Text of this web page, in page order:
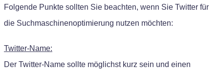
Folgende Punkte sollten Sie beachten, wenn Sie Twitter für
die Suchmaschinenoptimierung nutzen möchten:
Twitter-Name:
Der Twitter-Name sollte möglichst kurz sein und einen